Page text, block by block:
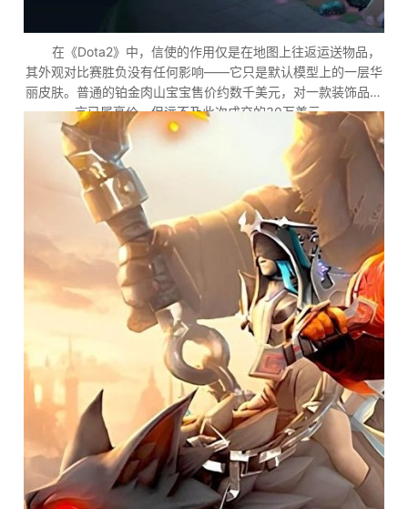
在《Dota2》中，信使的作用仅是在地图上往返运送物品，
其外观对比赛胜负没有任何影响——它只是默认模型上的一层华
丽皮肤。普通的铂金肉山宝宝售价约数千美元，对一款装饰品而
言已属高价，但远不及此次成交的30万美元。